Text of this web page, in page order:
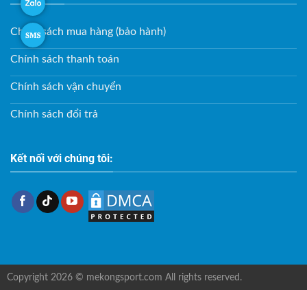
Chính sách mua hàng (bảo hành)
Chính sách thanh toán
Chính sách vận chuyển
Chính sách đổi trả
Kết nối với chúng tôi:
Copyright 2026 © mekongsport.com All rights reserved.